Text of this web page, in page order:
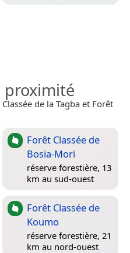
proximité
de la Tagba et Forêt
Forêt Classée de
Bosia-Mori
réserve forestière, 13
km au sud-ouest
Forêt Classée de
Koumo
réserve forestière, 21
km au nord-ouest